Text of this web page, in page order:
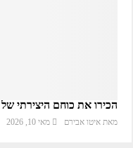
הכירו את כוחם היצירתי
מאת איטו אבירם מאי 10, 2026